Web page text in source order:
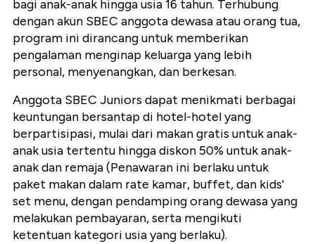
bagi anak-anak hingga usia 16 tahun. Terhubung
dengan akun SBEC anggota dewasa atau orang tua,
program ini dirancang untuk memberikan
pengalaman menginap keluarga yang lebih
personal, menyenangkan, dan berkesan.
Anggota SBEC Juniors dapat menikmati berbagai
keuntungan bersantap di hotel-hotel yang
berpartisipasi, mulai dari makan gratis untuk anak-
anak usia tertentu hingga diskon 50% untuk anak-
anak dan remaja (Penawaran ini berlaku untuk
paket makan dalam rate kamar, buffet, dan kids'
set menu, dengan pendamping orang dewasa yang
melakukan pembayaran, serta mengikuti
ketentuan kategori usia yang berlaku).